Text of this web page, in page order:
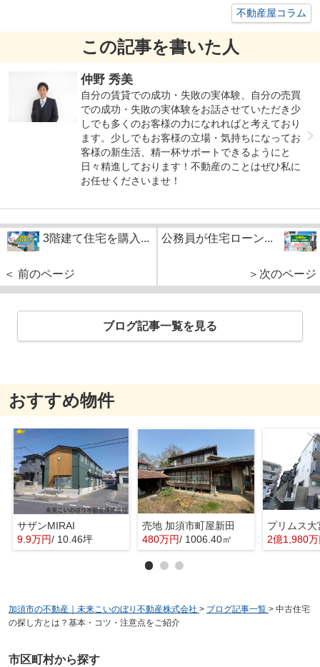
不動産屋コラム
この記事を書いた人
仲野 秀美
自分の賃貸での成功・失敗の実体験、自分の売買
での成功・失敗の実体験をお話させていただき少
しでも多くのお客様の力になれればと考えており
ます。少しでもお客様の立場・気持ちになってお
客様の新生活、精一杯サポートできるようにと
日々精進しております！不動産のことはぜひ私に
お任せくださいませ！
3階建て住宅を購入...
＜ 前のページ
公務員が住宅ローン...
＞次のページ
ブログ記事一覧を見る
おすすめ物件
サザンMIRAI
9.9万円/ 10.46坪
売地 加須市町屋新田
480万円/ 1006.40㎡
プリムス大
2億1,980
加須市の不動産｜未来こいのぼり不動産株式会社 > ブログ記事一覧 > 中古住宅
の探し方とは？基本・コツ・注意点をご紹介
市区町村から探す